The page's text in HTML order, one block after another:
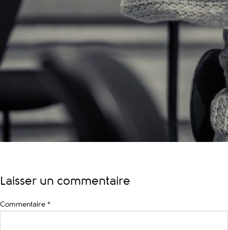
Laisser un commentaire
Commentaire *